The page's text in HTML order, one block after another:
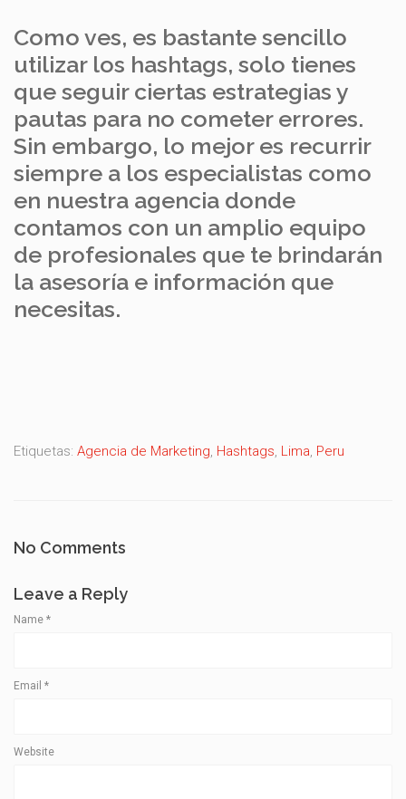
Como ves, es bastante sencillo
utilizar los hashtags, solo tienes
que seguir ciertas estrategias y
pautas para no cometer errores.
Sin embargo, lo mejor es recurrir
siempre a los especialistas como
en nuestra agencia donde
contamos con un amplio equipo
de profesionales que te brindarán
la asesoría e información que
necesitas.
Etiquetas: Agencia de Marketing, Hashtags, Lima, Peru
No Comments
Leave a Reply
Name *
Email *
Website